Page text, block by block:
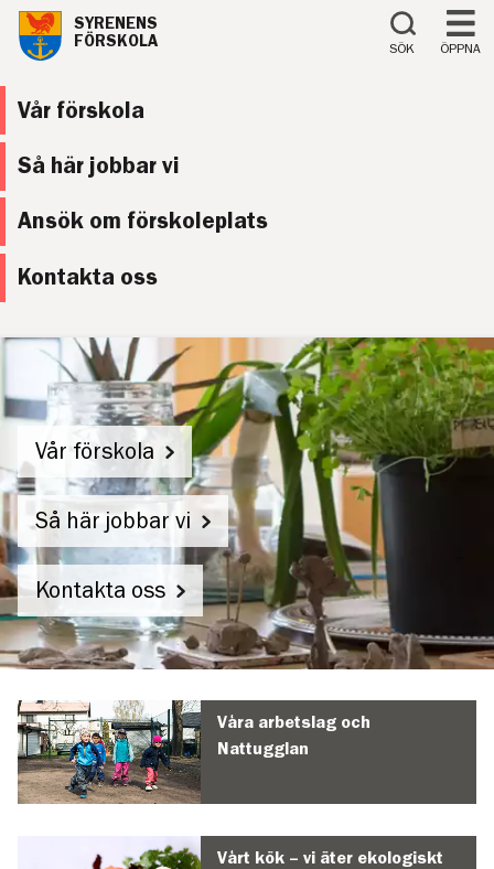
Till innehåll på sidan
SYRENENS
FÖRSKOLA
SÖK ÖPPNA
Vår förskola
Så här jobbar vi
Ansök om förskoleplats
Kontakta oss
Vår förskola
Så här jobbar vi
Kontakta oss
förskola
Våra arbetslag och
Nattugglan
Vårt kök – vi äter ekologiskt